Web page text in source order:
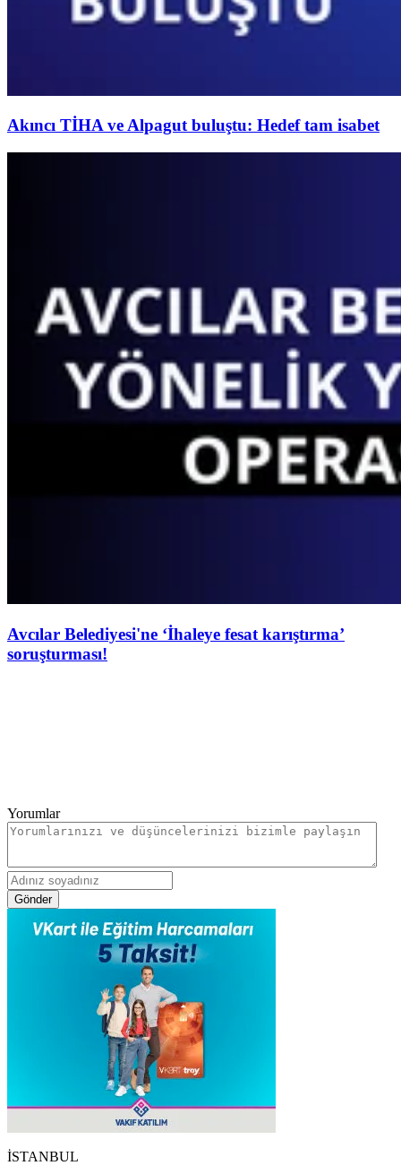
Akıncı TİHA ve Alpagut buluştu: Hedef tam isabet
Avcılar Belediyesi'ne ‘İhaleye fesat karıştırma’
soruşturması!
Yorumlar
Gönder
İSTANBUL